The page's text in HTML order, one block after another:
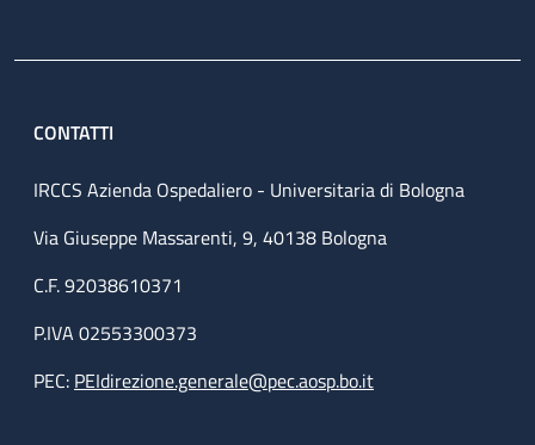
CONTATTI
IRCCS Azienda Ospedaliero - Universitaria di Bologna
Via Giuseppe Massarenti, 9, 40138 Bologna
C.F. 92038610371
P.IVA 02553300373
PEC: PEIdirezione.generale@pec.aosp.bo.it